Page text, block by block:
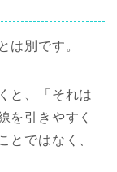
は別です。
と、「それは
を引きやすく
とではなく、